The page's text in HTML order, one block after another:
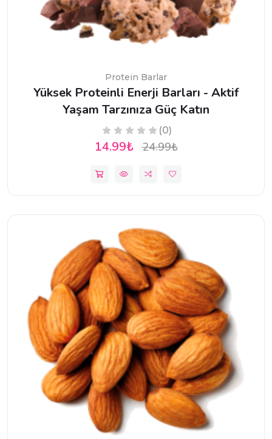
Protein Barlar
Yüksek Proteinli Enerji Barları - Aktif
Yaşam Tarzınıza Güç Katın
(0)
14.99₺ 24.99₺